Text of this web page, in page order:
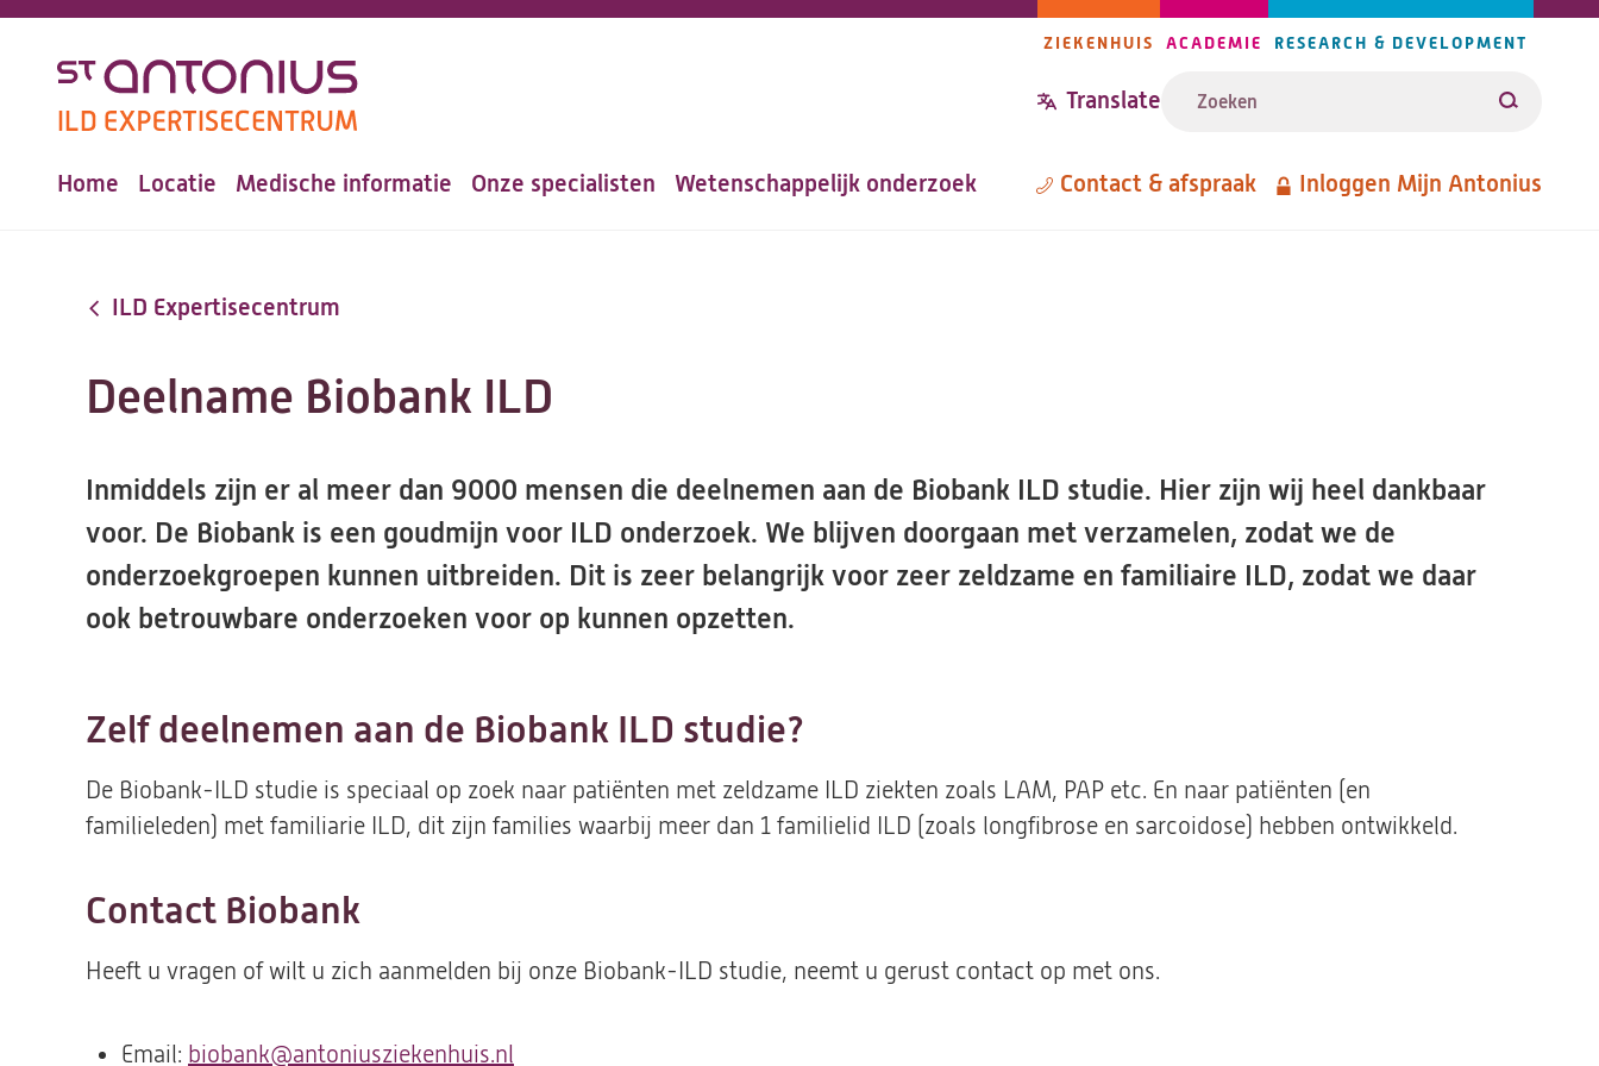
naar
inhoud
navigatie
ZIEKENHUIS ACADEMIE RESEARCH & DEVELOPMENT
Translate Zoeken
Hoofdnavigatie
Home Locatie Medische informatie Onze specialisten Wetenschappelijk onderzoek Metanavigatie
Contact & afspraak Inloggen Mijn Antonius
ILD Expertisecentrum
Deelname Biobank ILD
Inmiddels zijn er al meer dan 9000 mensen die deelnemen aan de Biobank ILD studie. Hier zijn wij heel dankbaar
voor. De Biobank is een goudmijn voor ILD onderzoek. We blijven doorgaan met verzamelen, zodat we de
onderzoekgroepen kunnen uitbreiden. Dit is zeer belangrijk voor zeer zeldzame en familiaire ILD, zodat we daar
ook betrouwbare onderzoeken voor op kunnen opzetten.
Zelf deelnemen aan de Biobank ILD studie?
De Biobank-ILD studie is speciaal op zoek naar patiënten met zeldzame ILD ziekten zoals LAM, PAP etc. En naar patiënten (en
familieleden) met familiarie ILD, dit zijn families waarbij meer dan 1 familielid ILD (zoals longfibrose en sarcoidose) hebben ontwikkeld.
Contact Biobank
Heeft u vragen of wilt u zich aanmelden bij onze Biobank-ILD studie, neemt u gerust contact op met ons.
Email: biobank@antoniusziekenhuis.nl